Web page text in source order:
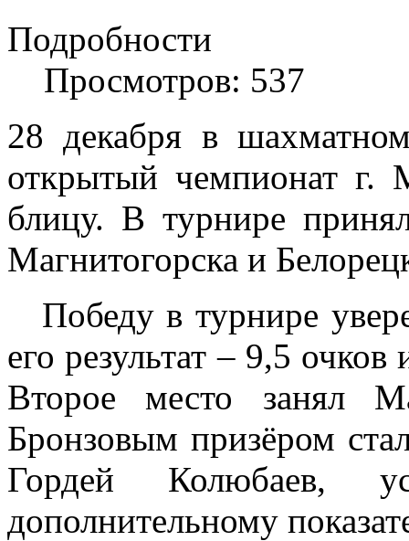
Подробности
Просмотров: 537
28 декабря в
открытый чемпионат г.
блицу. В турнире
Магнитогорска и
Победу в турнире
его результат – 9,5
Второе место занял
Бронзовым призёром
Гордей Колюбаев,
дополнительному